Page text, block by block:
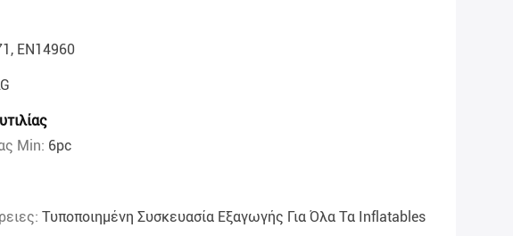
EN14960
Min: 6pc
Τυποποιημένη Συσκευασία Εξαγωγής Για Όλα Τα Inflatables